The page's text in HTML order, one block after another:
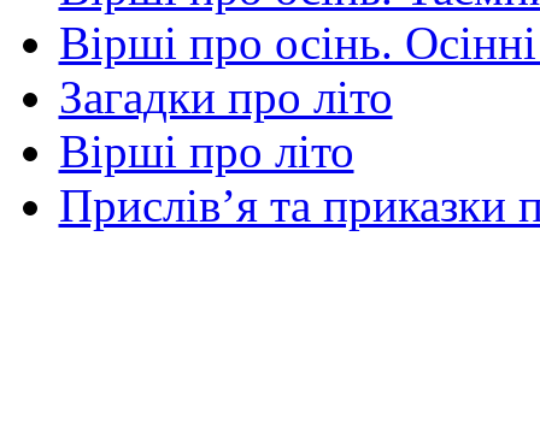
Вірші про осінь.
Загадки про літо
Вірші про літо
Прислів’я та приказки